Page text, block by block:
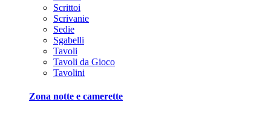
Scrittoi
Scrivanie
Sedie
Sgabelli
Tavoli
Tavoli da Gioco
Tavolini
Zona notte e camerette